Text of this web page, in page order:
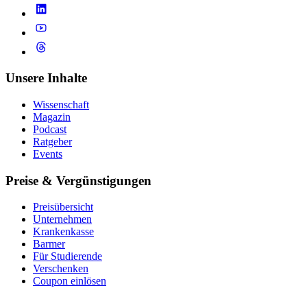
Unsere Inhalte
Wissenschaft
Magazin
Podcast
Ratgeber
Events
Preise & Vergünstigungen
Preisübersicht
Unternehmen
Krankenkasse
Barmer
Für Studierende
Ver­schen­ken
Coupon einlösen